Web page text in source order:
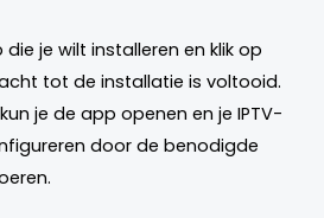
je wilt installeren en klik op
tot de installatie is voltooid.
je de app openen en je IPTV-
door de benodigde